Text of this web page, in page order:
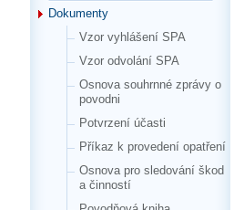
Dokumenty
Vzor vyhlášení SPA
Vzor odvolání SPA
Osnova souhrnné zprávy o
povodni
Potvrzení účasti
Příkaz k provedení opatření
Osnova pro sledování škod
a činností